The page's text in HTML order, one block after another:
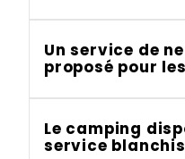
Un service de
proposé pour
Le camping
service